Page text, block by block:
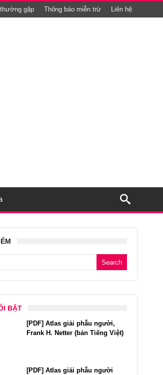
gặp Thông báo miễn trừ Liên hệ
BẬT
[PDF] Atlas giải phẫu người,
Frank H. Netter (bản Tiếng Việt)
[PDF] Atlas giải phẫu người